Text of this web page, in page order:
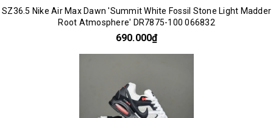
SZ36.5 Nike Air Max Dawn 'Summit White Fossil Stone Light Madder
Root Atmosphere' DR7875-100 066832
690.000₫